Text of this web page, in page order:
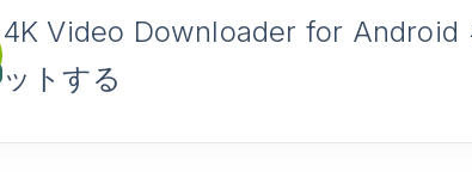
4K Video Downloader for Android
ットする